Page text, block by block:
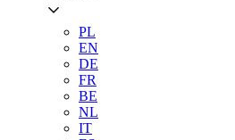
PL
EN
DE
FR
BE
NL
IT